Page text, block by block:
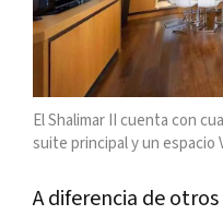
El Shalimar II cuenta con
suite principal y un espacio
A diferencia de